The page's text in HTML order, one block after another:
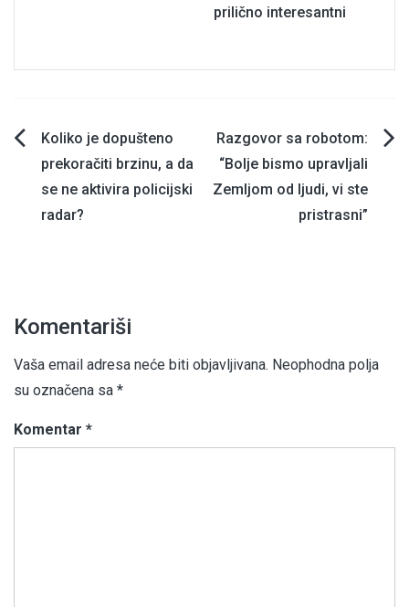
prilično interesantni
Navigacija
članaka
Koliko je dopušteno
prekoračiti brzinu, a da
se ne aktivira policijski
radar?
Razgovor sa robotom:
“Bolje bismo upravljali
Zemljom od ljudi, vi ste
pristrasni”
Komentariši
Vaša email adresa neće biti objavljivana. Neophodna polja
su označena sa *
Komentar *